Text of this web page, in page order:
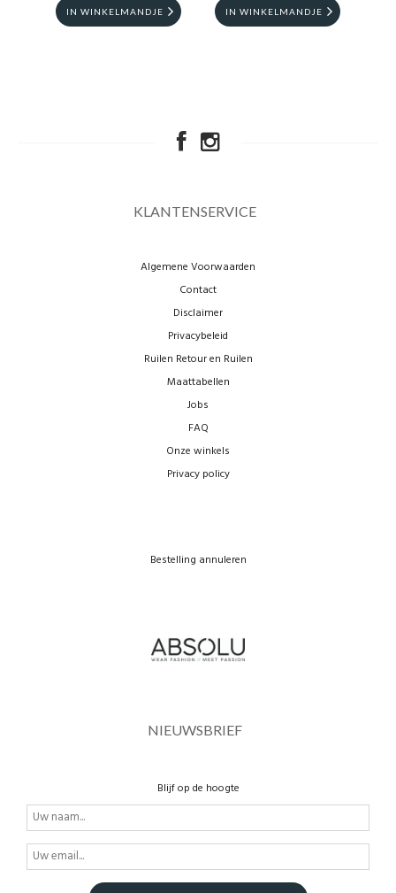
IN WINKELMANDJE IN WINKELMANDJE
KLANTENSERVICE
Algemene Voorwaarden
Contact
Disclaimer
Privacybeleid
Ruilen Retour en Ruilen
Maattabellen
Jobs
FAQ
Onze winkels
Privacy policy
Bestelling annuleren
NIEUWSBRIEF
Blijf op de hoogte